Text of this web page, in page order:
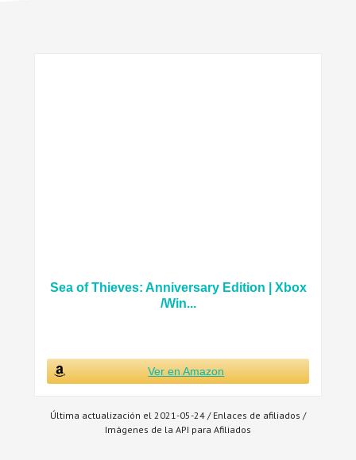
Sea of Thieves: Anniversary Edition | Xbox
/Win...
Ver en Amazon
Última actualización el 2021-05-24 / Enlaces de afiliados /
Imágenes de la API para Afiliados